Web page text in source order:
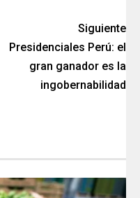
Siguiente
Presidenciales Perú: el
gran ganador es la
ingobernabilidad